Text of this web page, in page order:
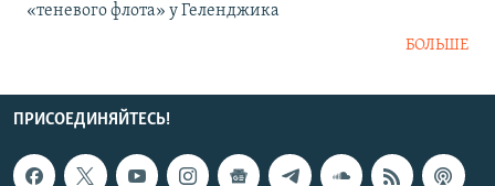
«теневого флота» у Геленджика
БОЛЬШЕ
ПРИСОЕДИНЯЙТЕСЬ!